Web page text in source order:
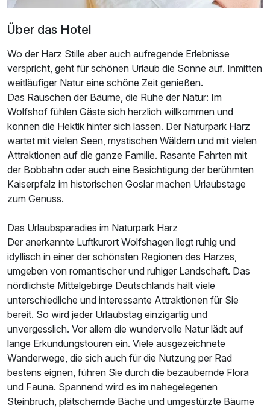
Ausstattung
Für 3 Tage p.P. ab 367,00 €
Einzelzimmer
1 Erwachsenen
Ausstattung
Über das Hotel
Wo der Harz Stille aber auch aufregende Erlebnisse
verspricht, geht für schönen Urlaub die Sonne auf. Inmitten
weitläufiger Natur eine schöne Zeit genießen.
Das Rauschen der Bäume, die Ruhe der Natur: Im
Wolfshof fühlen Gäste sich herzlich willkommen und
können die Hektik hinter sich lassen. Der Naturpark Harz
wartet mit vielen Seen, mystischen Wäldern und mit vielen
Attraktionen auf die ganze Familie. Rasante Fahrten mit
der Bobbahn oder auch eine Besichtigung der berühmten
Kaiserpfalz im historischen Goslar machen Urlaubstage
zum Genuss.
Das Urlaubsparadies im Naturpark Harz
Der anerkannte Luftkurort Wolfshagen liegt ruhig und
idyllisch in einer der schönsten Regionen des Harzes,
umgeben von romantischer und ruhiger Landschaft. Das
nördlichste Mittelgebirge Deutschlands hält viele
unterschiedliche und interessante Attraktionen für Sie
bereit. So wird jeder Urlaubstag einzigartig und
unvergesslich. Vor allem die wundervolle Natur lädt auf
lange Erkundungstouren ein. Viele ausgezeichnete
Wanderwege, die sich auch für die Nutzung per Rad
bestens eignen, führen Sie durch die bezaubernde Flora
und Fauna. Spannend wird es im nahegelegenen
Steinbruch, plätschernde Bäche und umgestürzte Bäume